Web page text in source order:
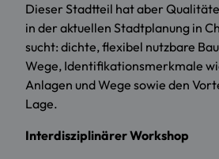
Dieser Stadtteil hat aber
in der aktuellen Stadtplanung in
sucht: dichte, flexibel nutzbare
Wege, Identifikationsmerkmale
Anlagen und Wege sowie den
Lage.
Interdisziplinärer Workshop